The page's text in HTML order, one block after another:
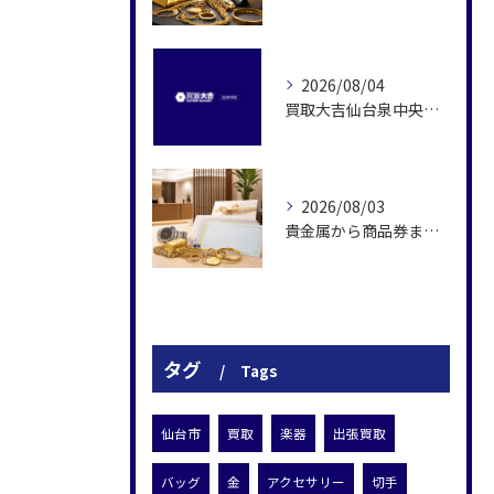
2026/08/04
買取大吉仙台泉中央店の無料査定と現金化の流れ
2026/08/03
貴金属から商品券まで任せやすい買取大吉仙台泉中央店
タグ Tags
仙台市 買取 楽器 出張買取
バッグ 金 アクセサリー 切手